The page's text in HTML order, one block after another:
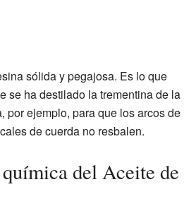
sólida y pegajosa. Es lo que
se ha destilado la trementina de la
por ejemplo, para que los arcos de
de cuerda no resbalen.
del Aceite de